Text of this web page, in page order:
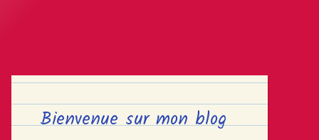
Bienvenue sur mon blog